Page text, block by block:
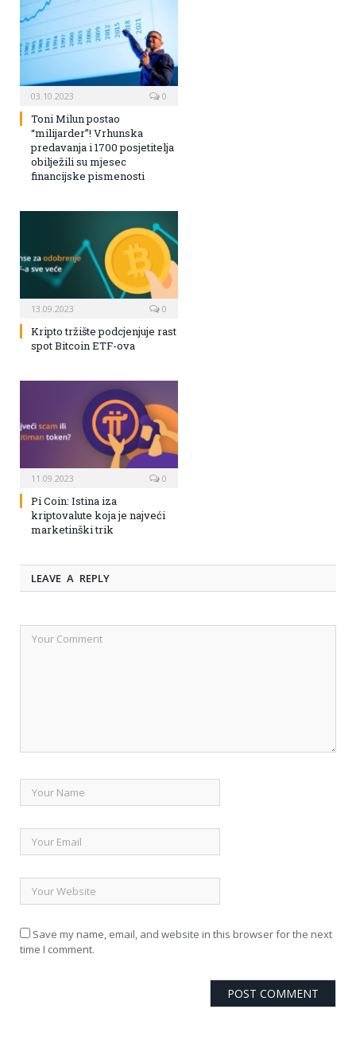
03.10.2023 0
Toni Milun postao
“milijarder”! Vrhunska
predavanja i 1700 posjetitelja
obilježili su mjesec
financijske pismenosti
13.09.2023 0
Kripto tržište podcjenjuje rast
spot Bitcoin ETF-ova
11.09.2023 0
Pi Coin: Istina iza
kriptovalute koja je najveći
marketinški trik
LEAVE A REPLY
Save my name, email, and website in this browser for the next
time I comment.